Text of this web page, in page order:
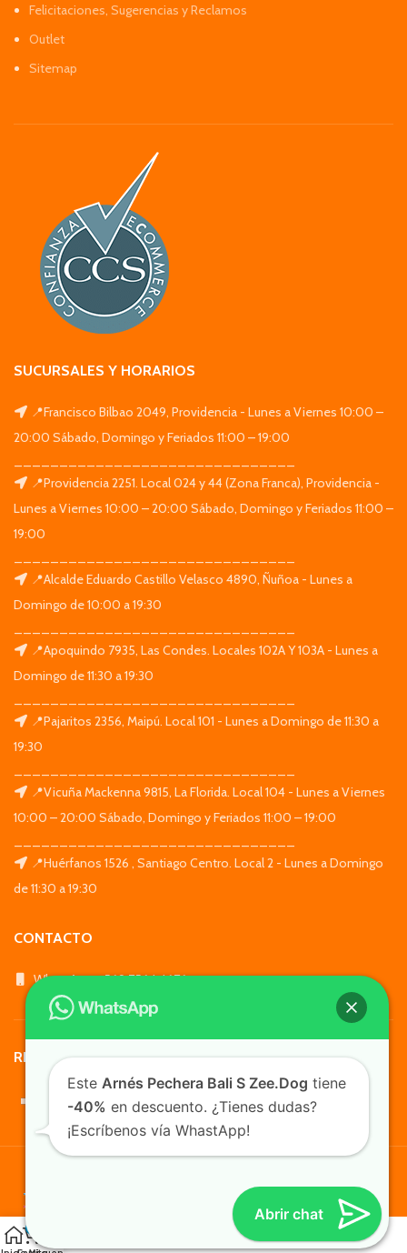
Felicitaciones, Sugerencias y Reclamos
Outlet
Sitemap
SUCURSALES Y HORARIOS
📍Francisco Bilbao 2049, Providencia - Lunes a Viernes 10:00 –
20:00 Sábado, Domingo y Feriados 11:00 – 19:00
📍Providencia 2251. Local 024 y 44 (Zona Franca), Providencia -
Lunes a Viernes 10:00 – 20:00 Sábado, Domingo y Feriados 11:00 –
19:00
📍Alcalde Eduardo Castillo Velasco 4890, Ñuñoa - Lunes a
Domingo de 10:00 a 19:30
📍Apoquindo 7935, Las Condes. Locales 102A Y 103A - Lunes a
Domingo de 11:30 a 19:30
📍Pajaritos 2356, Maipú. Local 101 - Lunes a Domingo de 11:30 a
19:30
📍Vicuña Mackenna 9815, La Florida. Local 104 - Lunes a Viernes
10:00 – 20:00 Sábado, Domingo y Feriados 11:00 – 19:00
📍Huérfanos 1526 , Santiago Centro. Local 2 - Lunes a Domingo
de 11:30 a 19:30
CONTACTO
WhatsApp: +569 7564 4676
REDES SOCIALES
TusMascotas.cl
Abrir chat
Este Arnés Pechera Bali S Zee.Dog tiene
-40% en descuento. ¿Tienes dudas?
¡Escríbenos vía WhastApp!